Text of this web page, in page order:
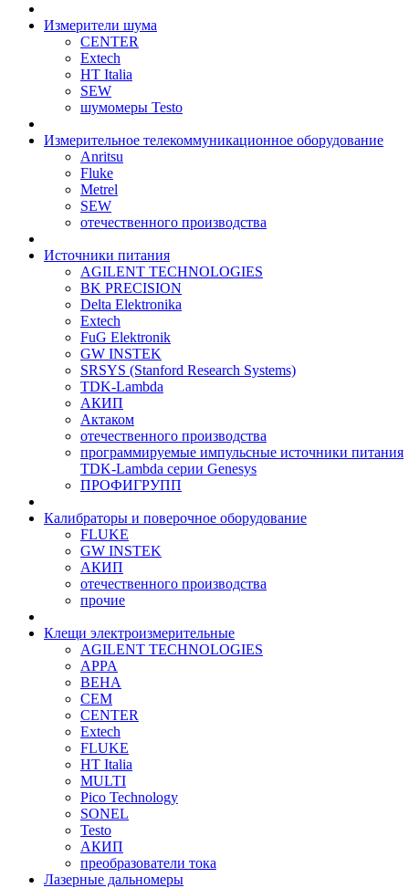
Измерители шума
CENTER
Extech
HT Italia
SEW
шумомеры Testo
Измерительное телекоммуникационное оборудование
Anritsu
Fluke
Metrel
SEW
отечественного производства
Источники питания
AGILENT TECHNOLOGIES
BK PRECISION
Delta Elektronika
Extech
FuG Elektronik
GW INSTEK
SRSYS (Stanford Research Systems)
TDK-Lambda
АКИП
Актаком
отечественного производства
программируемые импульсные источники питания
TDK-Lambda серии Genesys
ПРОФИГРУПП
Калибраторы и поверочное оборудование
FLUKE
GW INSTEK
АКИП
отечественного производства
прочие
Клещи электроизмерительные
AGILENT TECHNOLOGIES
APPA
BEHA
CEM
CENTER
Extech
FLUKE
HT Italia
MULTI
Pico Technology
SONEL
Testo
АКИП
преобразователи тока
Лазерные дальномеры